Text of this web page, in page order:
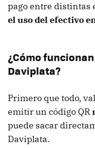
pago entre distintas
el uso del efectivo
¿Cómo
Daviplata?
Primero que todo,
emitir un código QR
puede sacar
Daviplata.